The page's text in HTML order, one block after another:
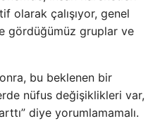
olarak çalışıyor, genel
gördüğümüz gruplar ve
bu beklenen bir
nüfus değişiklikleri var,
diye yorumlamamalı.